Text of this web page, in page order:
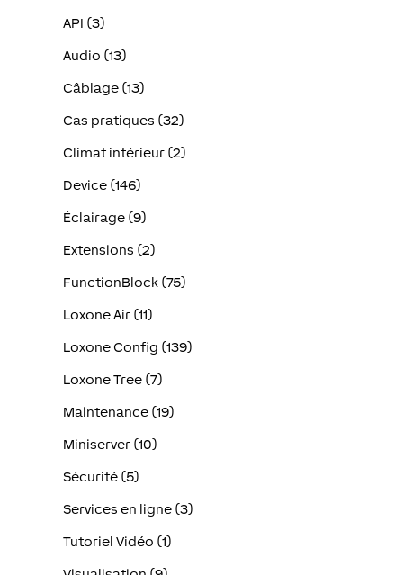
API (3)
Audio (13)
Câblage (13)
Cas pratiques (32)
Climat intérieur (2)
Device (146)
Éclairage (9)
Extensions (2)
FunctionBlock (75)
Loxone Air (11)
Loxone Config (139)
Loxone Tree (7)
Maintenance (19)
Miniserver (10)
Sécurité (5)
Services en ligne (3)
Tutoriel Vidéo (1)